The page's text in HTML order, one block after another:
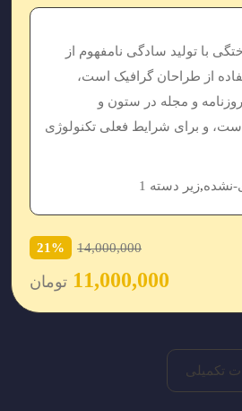
با تولید سادگی نامفهوم از
از طراحان گرافیک است،
و مجله در ستون و
و برای شرایط فعلی تکنولوژی
نشده,زیر دسته 1
14,000,000
21%
11,000,000 تومان
تکمیلی